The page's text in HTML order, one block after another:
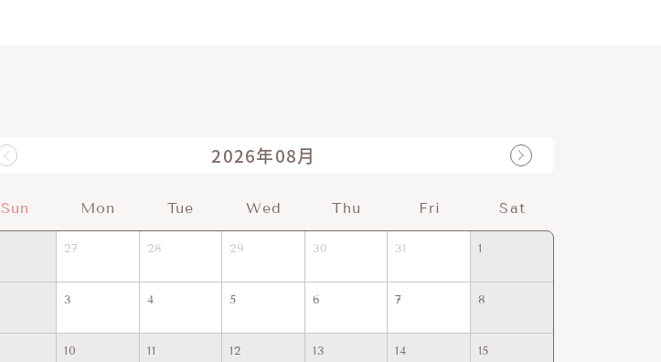
2026年08月
Sun Mon Tue Wed Thu Fri Sat
27 28 29 30 31 1
3 4 5 6 7 8
10 11 12 13 14 15